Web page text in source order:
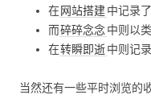
在网站搭建中记录
而碎碎念念中则以
在转瞬即逝中则记
当然还有一些平时浏览的